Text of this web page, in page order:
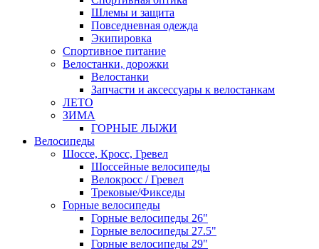
Шлемы и защита
Повседневная одежда
Экипировка
Спортивное питание
Велостанки, дорожки
Велостанки
Запчасти и аксессуары к велостанкам
ЛЕТО
ЗИМА
ГОРНЫЕ ЛЫЖИ
Велосипеды
Шоссе, Кросс, Гревел
Шоссейные велосипеды
Велокросс / Гревел
Трековые/Фикседы
Горные велосипеды
Горные велосипеды 26"
Горные велосипеды 27.5"
Горные велосипеды 29"